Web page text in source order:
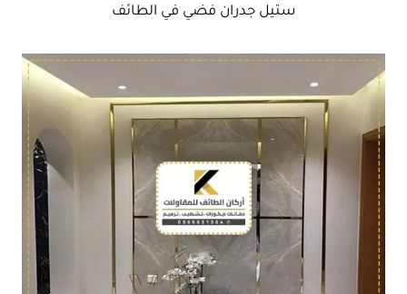
ستيل جدران فضي في الطائف